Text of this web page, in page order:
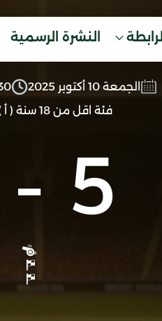
الرابطة النشرة الرسمية
الجمعة 10 أكتوبر 2025
فئة اقل من 18 سنة ( أ )
5
-